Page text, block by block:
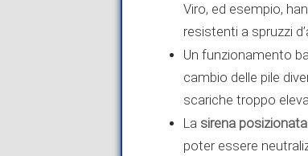
Viro, ed esempio,
resistenti a spruzzi
Un funzionamento
cambio delle pile
scariche troppo
La sirena
poter essere